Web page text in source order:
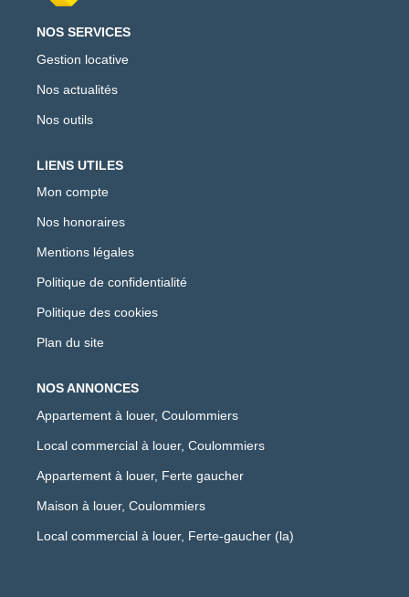
NOS SERVICES
Gestion locative
Nos actualités
Nos outils
LIENS UTILES
Mon compte
Nos honoraires
Mentions légales
Politique de confidentialité
Politique des cookies
Plan du site
NOS ANNONCES
Appartement à louer, Coulommiers
Local commercial à louer, Coulommiers
Appartement à louer, Ferte gaucher
Maison à louer, Coulommiers
Local commercial à louer, Ferte-gaucher (la)